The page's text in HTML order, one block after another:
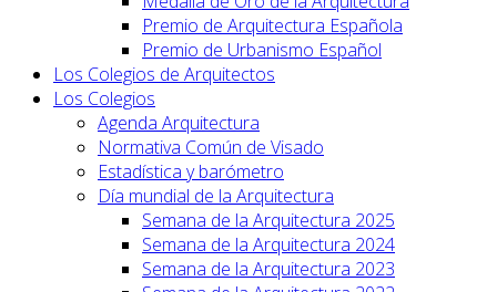
Premio de Arquitectura Española
Premio de Urbanismo Español
Los Colegios de Arquitectos
Los Colegios
Agenda Arquitectura
Normativa Común de Visado
Estadística y barómetro
Día mundial de la Arquitectura
Semana de la Arquitectura 2025
Semana de la Arquitectura 2024
Semana de la Arquitectura 2023